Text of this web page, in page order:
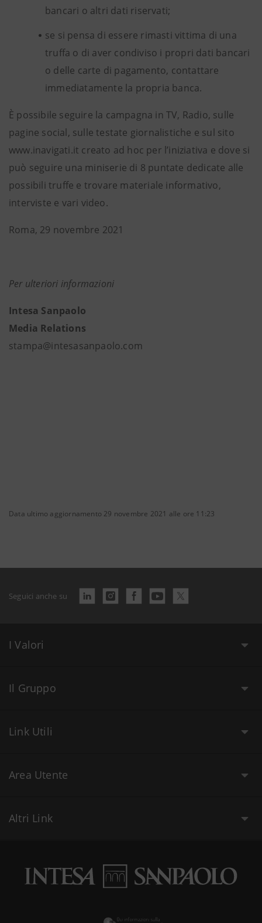
bancari o altri dati riservati;
se si pensa di essere rimasti vittima di una
truffa o di aver condiviso i propri dati bancari
o delle carte di pagamento, contattare
immediatamente la propria banca.
È possibile seguire la campagna in TV, Radio, sulle
pagine social, sulle testate giornalistiche e sul sito
www.inavigati.it creato ad hoc per l’iniziativa e dove si
può seguire una miniserie di 8 puntate dedicate alle
possibili truffe e trovare materiale informativo,
interviste e vari video.
Roma, 29 novembre 2021
Per ulteriori informazioni
Intesa Sanpaolo
Media Relations
stampa@intesasanpaolo.com
Data ultimo aggiornamento 29 novembre 2021 alle ore 11:23
Seguici anche su
I Valori
Il Gruppo
Link Utili
Area Utente
Altri Link